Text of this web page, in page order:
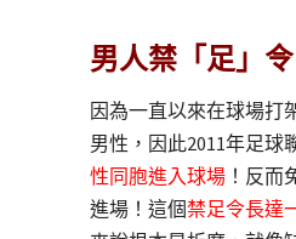
男人禁「足」令
因為一直以來在球場打
男性，因此2011年足球
性同胞進入球場 ！反而
進場！這個禁足令長達